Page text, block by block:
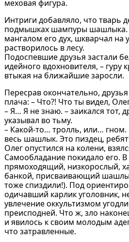
меховая фигура.
Интриги добавляло, что тварь
подмышках шампуры шашлыка.
мангалом его дух, шкварчал на
растворилось в лесу.
Подоспевшие друзья застали
идейного вдохновителя, – гуру
втыкая на ближайшие заросли.
Пересрав окончательно,
плача: – Что?! Что ты видел,
– Я… Я не знаю. – заикался тот,
указывал во тьму.
– Какой-то… тролль, или…
весь шашлык. Это пиздец,
Олег опустился на колени,
Самообладание покидало его. В
прямоходящий, низкорослый,
банкой, присваивающий
тоже спиздили!). Под
одичавший карлик уголовник,
увлечение оккультизмом
преисподней. Что ж, зло
и явилось к своим молодым
что затравленные.